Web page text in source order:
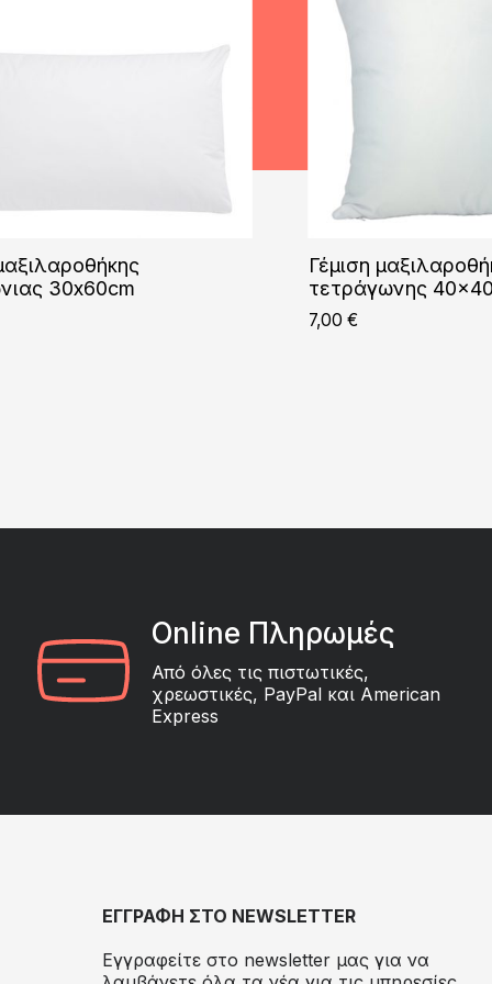
30x60cm
Γέμιση
τετράγωνης
7,00 €
Online Πληρωμές
Από όλες τις πιστωτικές,
χρεωστικές, PayPal και American
Express
ΕΓΓΡΑΦΗ ΣΤΟ NEWSLETTER
Εγγραφείτε στο newsletter μας για να